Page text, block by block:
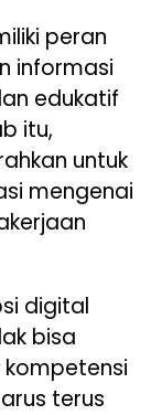
peran
informasi
edukatif
itu,
untuk
mengenai
digital
bisa
terus